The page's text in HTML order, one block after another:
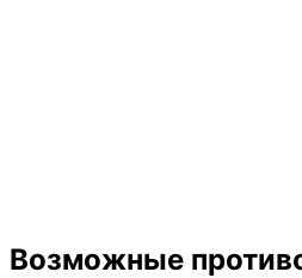
Возможные